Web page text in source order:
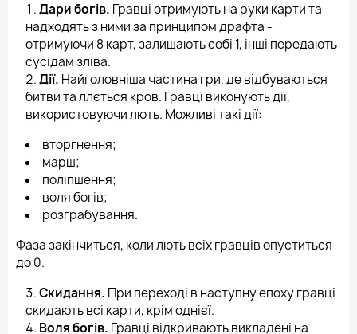
Дари богів. Гравці отримують на руки карти та
надходять з ними за принципом драфта -
отримуючи 8 карт, залишають собі 1, інші передають
сусідам зліва.
Дії. Найголовніша частина гри, де відбуваються
битви та ллється кров. Гравці виконують дії,
використовуючи лють. Можливі такі дії:
вторгнення;
марш;
поліпшення;
воля богів;
розграбування.
Фаза закінчиться, коли лють всіх гравців опуститься
до 0.
Скидання. При переході в наступну епоху гравці
скидають всі карти, крім однієї.
Воля богів. Гравці відкривають викладені на